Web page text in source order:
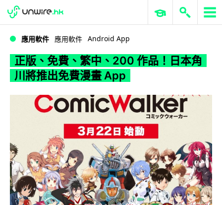
WWDC 2026 ERP 與商業 AI
應用軟件 應用軟件 Android App
正版、免費、繁中、200 作品！日本角
川將推出免費漫畫 App